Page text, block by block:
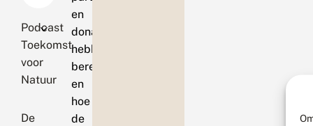
Podcast
Toekomst
voor
Natuur
De
en
donateurs
hebben
bereikt
en
hoe
de